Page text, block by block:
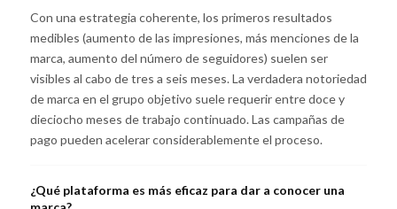
Con una estrategia coherente, los primeros resultados
medibles (aumento de las impresiones, más menciones de la
marca, aumento del número de seguidores) suelen ser
visibles al cabo de tres a seis meses. La verdadera notoriedad
de marca en el grupo objetivo suele requerir entre doce y
dieciocho meses de trabajo continuado. Las campañas de
pago pueden acelerar considerablemente el proceso.
¿Qué plataforma es más eficaz para dar a conocer una